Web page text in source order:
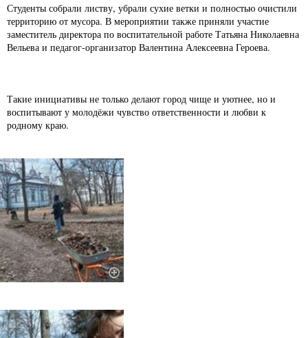
Студенты собрали листву, убрали сухие ветки и полностью очистили
территорию от мусора. В мероприятии также приняли участие
заместитель директора по воспитательной работе Татьяна Николаевна
Вельева и педагог-организатор Валентина Алексеевна Героева.
Такие инициативы не только делают город чище и уютнее, но и
воспитывают у молодёжи чувство ответственности и любви к
родному краю.